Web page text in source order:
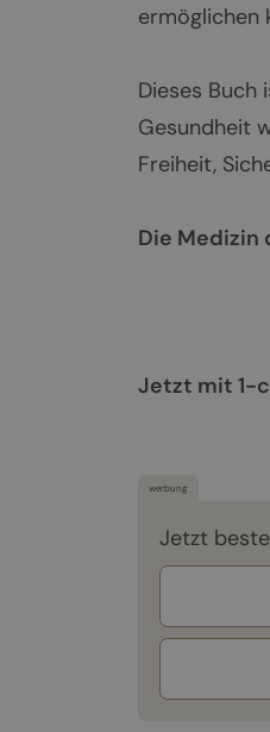
ermöglichen
Dieses Buch
Gesundheit
Freiheit,
Die Medizin
Jetzt mit 1-
werbung
Jetzt